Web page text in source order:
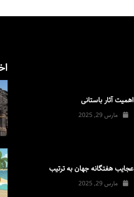
اهمیت آثار باستانی
مارس 29, 2025
عجایب هفتگانه جهان به ترتیب
مارس 29, 2025